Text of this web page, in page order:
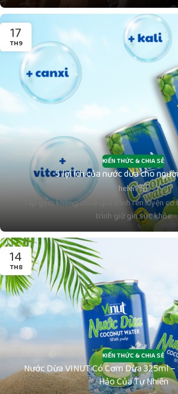
17
TH9
KIẾN THỨC & CHIA SẺ
5 lợi ích của nước dừa cho
helen
Tập gym không chỉ là quá trình rèn luyện
trình giữ gìn sức khỏe
14
TH8
KIẾN THỨC & CHIA SẺ
Nước Dừa VINUT Có Cơm Dừa 325ml
Hảo Của Tự Nhiên